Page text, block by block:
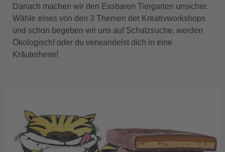
Danach machen wir den Essbaren Tiergarten unsicher.
Wähle eines von den 3 Themen der Kreativworkshops
und schon begeben wir uns auf Schatzsuche, werden
Ökologisch! oder du verwandelst dich in eine
Kräuterhexe!